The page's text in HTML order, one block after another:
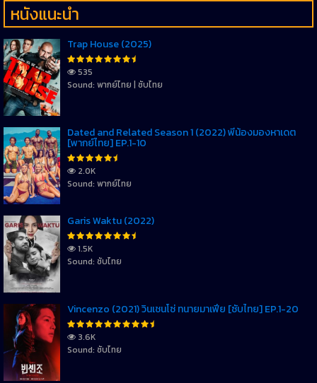
หนังแนะนำ
Trap House (2025)
535
Sound: พากย์ไทย | ซับไทย
Dated and Related Season 1 (2022) พี่น้องมองหาเดต
[พากย์ไทย] EP.1-10
2.0K
Sound: พากย์ไทย
Garis Waktu (2022)
1.5K
Sound: ซับไทย
Vincenzo (2021) วินเชนโซ่ ทนายมาเฟีย [ซับไทย] EP.1-20
3.6K
Sound: ซับไทย